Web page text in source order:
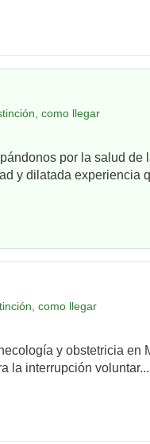
como llegar
por la salud de
y dilatada experiencia
como llegar
y obstetricia en
la interrupción voluntar...